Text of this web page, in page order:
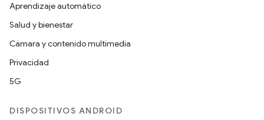
Aprendizaje automático
Salud y bienestar
Cámara y contenido multimedia
Privacidad
5G
DISPOSITIVOS ANDROID